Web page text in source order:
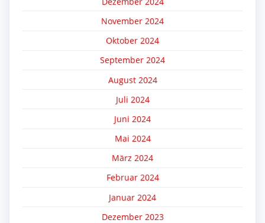
November 2024
Oktober 2024
September 2024
August 2024
Juli 2024
Juni 2024
Mai 2024
März 2024
Februar 2024
Januar 2024
Dezember 2023